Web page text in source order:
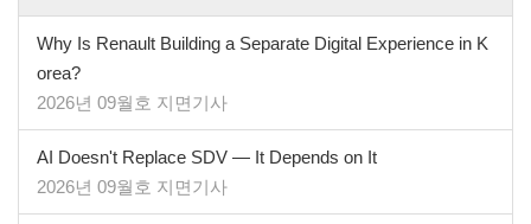
Why Is Renault Building a Separate Digital Experience in K
orea?
2026년 09월호 지면기사
AI Doesn't Replace SDV — It Depends on It
2026년 09월호 지면기사